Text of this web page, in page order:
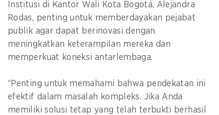
Institusi di Kantor Wali Kota Bogotá, Alejandra
Rodas, penting untuk memberdayakan pejabat
publik agar dapat berinovasi dengan
meningkatkan keterampilan mereka dan
memperkuat koneksi antarlembaga.
“Penting untuk memahami bahwa pendekatan ini
efektif dalam masalah kompleks. Jika Anda
memiliki solusi tetap yang telah terbukti berhasil